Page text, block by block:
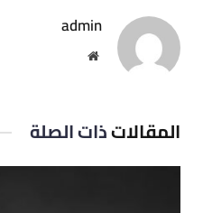
admin
موقع
المقالاتذات الصلة